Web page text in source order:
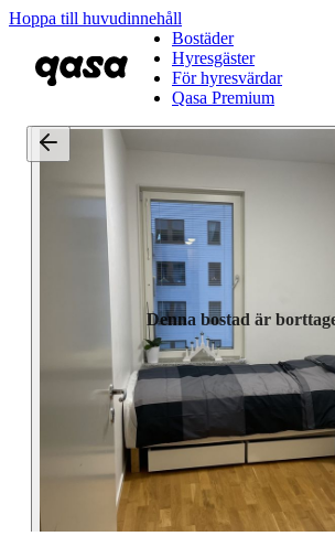
Hoppa till huvudinnehåll
Bostäder
Hyresgäster
För hyresvärdar
Qasa Premium
Denna bostad är